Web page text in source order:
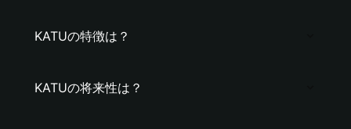
KATUの特徴は？
KATUの将来性は？